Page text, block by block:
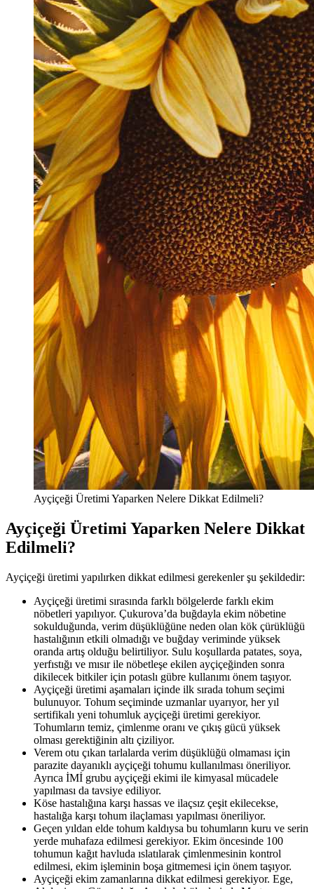
Ayçiçeği Üretimi Yaparken Nelere Dikkat Edilmeli?
Ayçiçeği Üretimi Yaparken Nelere Dikkat
Edilmeli?
Ayçiçeği üretimi yapılırken dikkat edilmesi gerekenler şu şekildedir:
Ayçiçeği üretimi sırasında farklı bölgelerde farklı ekim
nöbetleri yapılıyor. Çukurova’da buğdayla ekim nöbetine
sokulduğunda, verim düşüklüğüne neden olan kök çürüklüğü
hastalığının etkili olmadığı ve buğday veriminde yüksek
oranda artış olduğu belirtiliyor. Sulu koşullarda patates, soya,
yerfıstığı ve mısır ile nöbetleşe ekilen ayçiçeğinden sonra
dikilecek bitkiler için potaslı gübre kullanımı önem taşıyor.
Ayçiçeği üretimi aşamaları içinde ilk sırada tohum seçimi
bulunuyor. Tohum seçiminde uzmanlar uyarıyor, her yıl
sertifikalı yeni tohumluk ayçiçeği üretimi gerekiyor.
Tohumların temiz, çimlenme oranı ve çıkış gücü yüksek
olması gerektiğinin altı çiziliyor.
Verem otu çıkan tarlalarda verim düşüklüğü olmaması için
parazite dayanıklı ayçiçeği tohumu kullanılması öneriliyor.
Ayrıca İMİ grubu ayçiçeği ekimi ile kimyasal mücadele
yapılması da tavsiye ediliyor.
Köse hastalığına karşı hassas ve ilaçsız çeşit ekilecekse,
hastalığa karşı tohum ilaçlaması yapılması öneriliyor.
Geçen yıldan elde tohum kaldıysa bu tohumların kuru ve serin
yerde muhafaza edilmesi gerekiyor. Ekim öncesinde 100
tohumun kağıt havluda ıslatılarak çimlenmesinin kontrol
edilmesi, ekim işleminin boşa gitmemesi için önem taşıyor.
Ayçiçeği ekim zamanlarına dikkat edilmesi gerekiyor. Ege,